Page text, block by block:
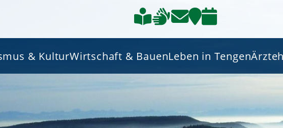
& KulturWirtschaft & BauenLeben in Tengen